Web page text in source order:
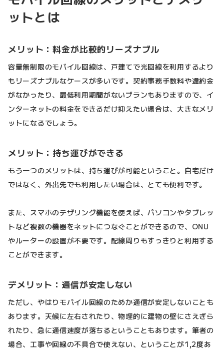
ットとは
メリット：料金が比較的リーズナブル
容量無制限のモバイル回線は、戸建てで光回線を利用するより
もリーズナブルなケースが多いです。契約事務手数料や違約金
がなかったり、最低利用期間がないプランもありますので、イ
ンターネットの料金をできるだけ抑えたい場合は、大きなメリ
ットになるでしょう。
メリット：持ち運びができる
もう一つのメリットは、持ち運びが可能ということ。自宅だけ
ではなく、外出先でも利用したい場合は、とても便利です。
また、スマホのテザリング機能を使えば、パソコンやタブレッ
トなど複数の機器をネットにつなぐことができるので、ONU
やルーターの設置が不要です。配線周りもすっきりと利用する
ことができます。
デメリット：通信が安定しない
ただし、やはりモバイル回線のためか通信が安定しないことも
あります。天候に左右されたり、物理的に建物の壁にさえぎら
れたり、急に通信速度が落ちるということもあります。筆者の
場合、工事や回線の不具合で使えない、ということが1,2度あ